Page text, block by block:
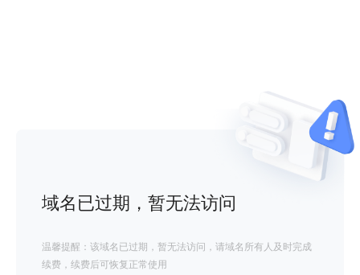
域名已过期，暂无法访问
温馨提醒：该域名已过期，暂无法访问，请域名所有人及时完成
续费，续费后可恢复正常使用